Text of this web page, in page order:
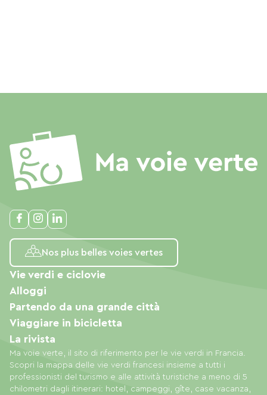
Nos plus belles voies vertes
Ma voie verte, il sito di riferimento per le vie verdi in Francia.
Scopri la mappa delle vie verdi francesi insieme a tutti i
professionisti del turismo e alle attività turistiche a meno di 5
chilometri dagli itinerari: hotel, campeggi, gîte, case vacanza,
Vie verdi e ciclovie
Alloggi
Partendo da una grande città
Viaggiare in bicicletta
La rivista